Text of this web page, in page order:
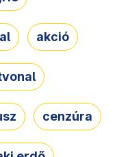
akció
cenzúra